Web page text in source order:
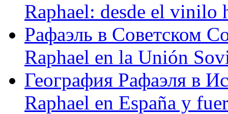
Raphael: desde el vinilo
Рафаэль в Советском
Raphael en la Unión
География Рафаэля в
Raphael en España y